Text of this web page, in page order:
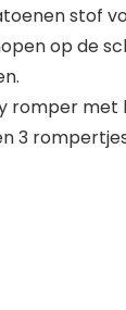
stof
op de
romper met
3